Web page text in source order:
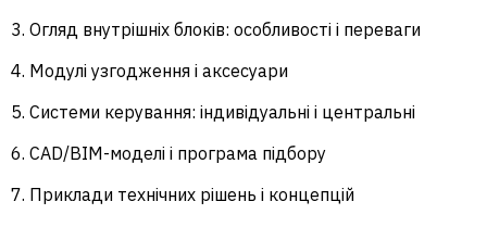
3. Огляд внутрішніх блоків: особливості і переваги
4. Модулі узгодження і аксесуари
5. Системи керування: індивідуальні і центральні
6. CAD/BIM-моделі і програма підбору
7. Приклади технічних рішень і концепцій